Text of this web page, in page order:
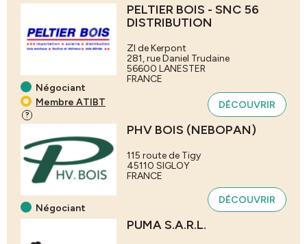
Négociant
Membre ATIBT
?
PELTIER BOIS - SNC 56
DISTRIBUTION
ZI de Kerpont
281, rue Daniel Trudaine
56600 LANESTER
FRANCE
DÉCOUVRIR
Négociant
PHV BOIS (NEBOPAN)
115 route de Tigy
45110 SIGLOY
FRANCE
DÉCOUVRIR
PUMA S.A.R.L.